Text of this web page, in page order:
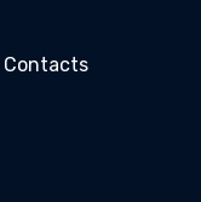
Contacts